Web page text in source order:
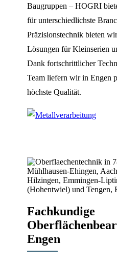
Baugruppen – HOGRI
für unterschiedlichste
Präzisionstechnik bieten
Lösungen für Kleinserien
Dank fortschrittlicher
Team liefern wir in Engen
höchste Qualität.
Fachkundige
Engen